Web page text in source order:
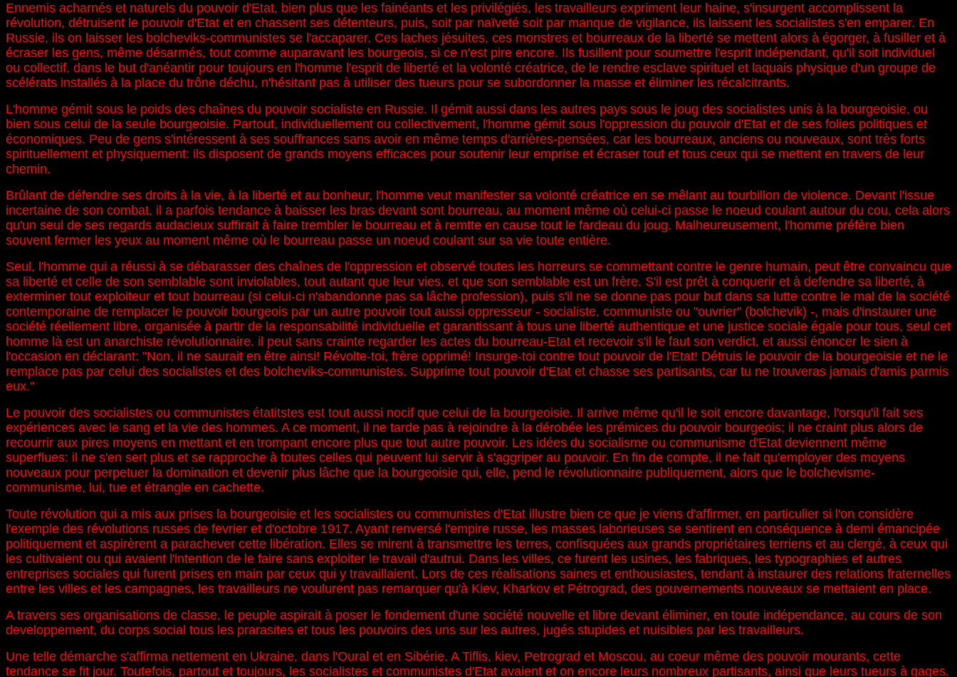
Ennemis acharnés et naturels du pouvoir d'Etat, bien plus que les fainéants et les privilégiés, les travailleurs expriment leur haine, s'insurgent accomplissent la
révolution, détruisent le pouvoir d'Etat et en chassent ses détenteurs, puis, soit par naïveté soit par manque de vigilance, ils laissent les socialistes s'en emparer. En
Russie, ils on laisser les bolcheviks-communistes se l'accaparer. Ces laches jésuites, ces monstres et bourreaux de la liberté se mettent alors à égorger, à fusiller et à
écraser les gens, même désarmés, tout comme auparavant les bourgeois, si ce n'est pire encore. Ils fusillent pour soumettre l'esprit indépendant, qu'il soit individuel
ou collectif, dans le but d'anéantir pour toujours en l'homme l'esprit de liberté et la volonté créatrice, de le rendre esclave spirituel et laquais physique d'un groupe de
scélérats installés à la place du trône déchu, n'hésitant pas à utiliser des tueurs pour se subordonner la masse et éliminer les récalcitrants.
L'homme gémit sous le poids des chaînes du pouvoir socialiste en Russie. Il gémit aussi dans les autres pays sous le joug des socialistes unis à la bourgeoisie, ou
bien sous celui de la seule bourgeoisie. Partout, individuellement ou collectivement, l'homme gémit sous l'oppression du pouvoir d'Etat et de ses folies politiques et
économiques. Peu de gens s'intéressent à ses souffrances sans avoir en même temps d'arrières-pensées, car les bourreaux, anciens ou nouveaux, sont très forts
spirituellement et physiquement: ils disposent de grands moyens efficaces pour soutenir leur emprise et écraser tout et tous ceux qui se mettent en travers de leur
chemin.
Brûlant de défendre ses droits à la vie, à la liberté et au bonheur, l'homme veut manifester sa volonté créatrice en se mêlant au tourbillon de violence. Devant l'issue
incertaine de son combat, il a parfois tendance à baisser les bras devant sont bourreau, au moment même où celui-ci passe le noeud coulant autour du cou, cela alors
qu'un seul de ses regards audacieux suffirait à faire trembler le bourreau et à remtte en cause tout le fardeau du joug. Malheureusement, l'homme préfère bien
souvent fermer les yeux au moment même où le bourreau passe un noeud coulant sur sa vie toute entière.
Seul, l'homme qui a réussi à se débarasser des chaînes de l'oppression et observé toutes les horreurs se commettant contre le genre humain, peut être convaincu que
sa liberté et celle de son semblable sont inviolables, tout autant que leur vies, et que son semblable est un frère. S'il est prêt à conquerir et à defendre sa liberté, à
exterminer tout exploiteur et tout bourreau (si celui-ci n'abandonne pas sa lâche profession), puis s'il ne se donne pas pour but dans sa lutte contre le mal de la société
contemporaine de remplacer le pouvoir bourgeois par un autre pouvoir tout aussi oppresseur - socialiste, communiste ou "ouvrier" (bolchevik) -, mais d'instaurer une
société réellement libre, organisée à partir de la responsabilité individuelle et garantissant à tous une liberté authentique et une justice sociale égale pour tous, seul cet
homme là est un anarchiste révolutionnaire. il peut sans crainte regarder les actes du bourreau-Etat et recevoir s'il le faut son verdict, et aussi énoncer le sien à
l'occasion en déclarant: "Non, il ne saurait en être ainsi! Révolte-toi, frère opprimé! Insurge-toi contre tout pouvoir de l'Etat! Détruis le pouvoir de la bourgeoisie et ne le
remplace pas par celui des socialistes et des bolcheviks-communistes. Supprime tout pouvoir d'Etat et chasse ses partisants, car tu ne trouveras jamais d'amis parmis
eux."
Le pouvoir des socialistes ou communistes étatitstes est tout aussi nocif que celui de la bourgeoisie. Il arrive même qu'il le soit encore davantage, l'orsqu'il fait ses
expériences avec le sang et la vie des hommes. A ce moment, il ne tarde pas à rejoindre à la dérobée les prémices du pouvoir bourgeois; il ne craint plus alors de
recourrir aux pires moyens en mettant et en trompant encore plus que tout autre pouvoir. Les idées du socialisme ou communisme d'Etat deviennent même
superflues: il ne s'en sert plus et se rapproche à toutes celles qui peuvent lui servir à s'aggriper au pouvoir. En fin de compte, il ne fait qu'employer des moyens
nouveaux pour perpetuer la domination et devenir plus lâche que la bourgeoisie qui, elle, pend le révolutionnaire publiquement, alors que le bolchevisme-
communisme, lui, tue et étrangle en cachette.
Toute révolution qui a mis aux prises la bourgeoisie et les socialistes ou communistes d'Etat illustre bien ce que je viens d'affirmer, en particulier si l'on considère
l'exemple des révolutions russes de fevrier et d'octobre 1917. Ayant renversé l'empire russe, les masses laborieuses se sentirent en conséquence à demi émancipée
politiquement et aspirèrent a parachever cette libération. Elles se mirent à transmettre les terres, confisquées aux grands propriétaires terriens et au clergé, à ceux qui
les cultivaient ou qui avaient l'intention de le faire sans exploiter le travail d'autrui. Dans les villes, ce furent les usines, les fabriques, les typographies et autres
entreprises sociales qui furent prises en main par ceux qui y travaillaient. Lors de ces réalisations saines et enthousiastes, tendant à instaurer des relations fraternelles
entre les villes et les campagnes, les travailleurs ne voulurent pas remarquer qu'à Kiev, Kharkov et Pétrograd, des gouvernements nouveaux se mettaient en place.
A travers ses organisations de classe, le peuple aspirait à poser le fondement d'une société nouvelle et libre devant éliminer, en toute indépendance, au cours de son
developpement, du corps social tous les prarasites et tous les pouvoirs des uns sur les autres, jugés stupides et nuisibles par les travailleurs.
Une telle démarche s'affirma nettement en Ukraine, dans l'Oural et en Sibérie. A Tiflis, kiev, Petrograd et Moscou, au coeur même des pouvoir mourants, cette
tendance se fit jour. Toutefois, partout et toujours, les socialistes et communistes d'Etat avaient et on encore leurs nombreux partisants, ainsi que leurs tueurs à gages.